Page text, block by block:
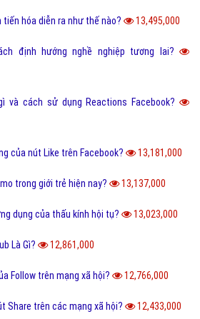
tiến hóa diễn ra như thế nào? 13,495,000
định hướng nghề nghiệp tương lai?
và cách sử dụng Reactions Facebook?
của nút Like trên Facebook? 13,181,000
trong giới trẻ hiện nay? 13,137,000
dụng của thấu kính hội tụ? 13,023,000
Là Gì? 12,861,000
Follow trên mạng xã hội? 12,766,000
Share trên các mạng xã hội? 12,433,000